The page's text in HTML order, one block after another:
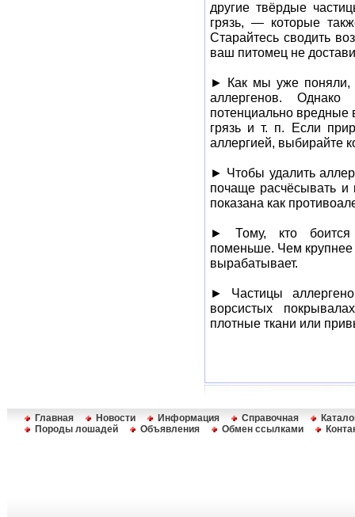
другие твёрдые
грязь, — которые
Старайтесь сводить
ваш питомец не
► Как мы уже поняли,
аллергенов.
потенциально
грязь и т. п. Если
аллергией, выбирайте
► Чтобы удалить
почаще расчёсывать и
показана как
► Тому, кто боится
поменьше. Чем
вырабатывает.
► Частицы
ворсистых
плотные ткани или
Главная Новости Информация Справочная
Породы лошадей
Объявления Обмен ссылками